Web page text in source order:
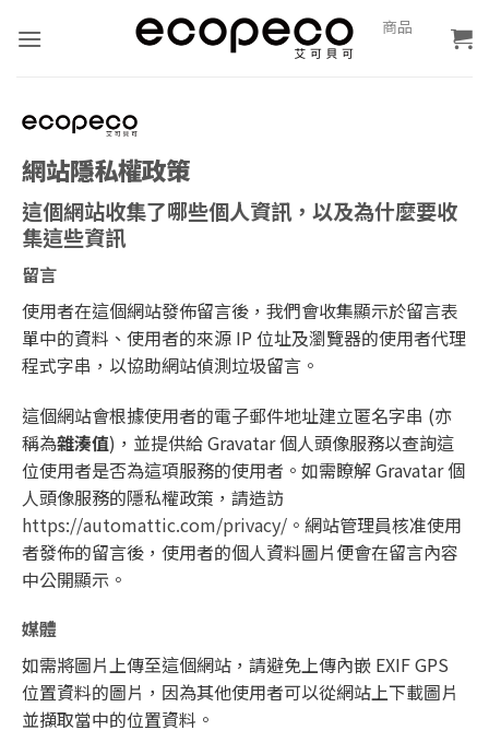
商品
網站隱私權政策
這個網站收集了哪些個人資訊，以及為什麼要收
集這些資訊
留言
使用者在這個網站發佈留言後，我們會收集顯示於留言表
單中的資料、使用者的來源 IP 位址及瀏覽器的使用者代理
程式字串，以協助網站偵測垃圾留言。
這個網站會根據使用者的電子郵件地址建立匿名字串 (亦
稱為雜湊值)，並提供給 Gravatar 個人頭像服務以查詢這
位使用者是否為這項服務的使用者。如需瞭解 Gravatar 個
人頭像服務的隱私權政策，請造訪
https://automattic.com/privacy/ 。網站管理員核准使用
者發佈的留言後，使用者的個人資料圖片便會在留言內容
中公開顯示。
媒體
如需將圖片上傳至這個網站，請避免上傳內嵌 EXIF GPS
位置資料的圖片，因為其他使用者可以從網站上下載圖片
並擷取當中的位置資料。